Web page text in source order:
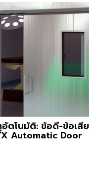
ตโนมัติ: ข้อดี-ข้อเสีย
Automatic Door